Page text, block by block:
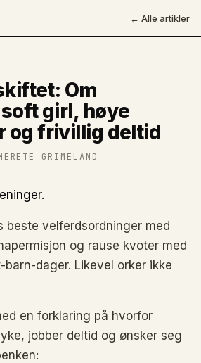
← Alle artikler
Om
girl, høye
og frivillig deltid
GRIMELAND
beste velferdsordninger med
og rause kvoter med
dager. Likevel orker ikke
en forklaring på hvorfor
jobber deltid og ønsker seg